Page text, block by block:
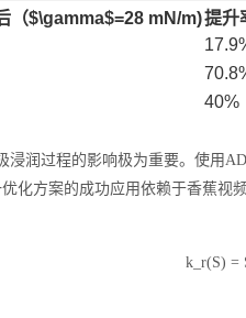
）
（$\gamma$=28 mN/m)提升
40%
润过程的影响极为重要。使用
化方案的成功应用依赖于香蕉视
k_r(S) =